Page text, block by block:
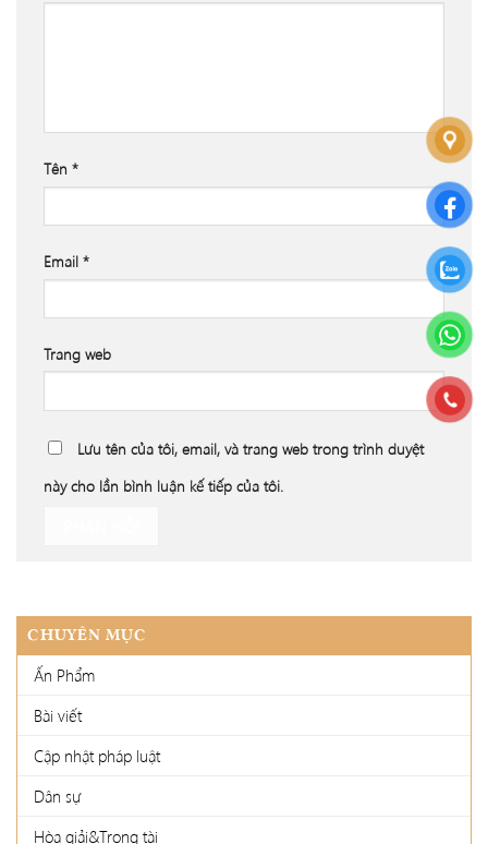
Tên *
Email *
Trang web
Lưu tên của tôi, email, và trang web trong trình duyệt
này cho lần bình luận kế tiếp của tôi.
CHUYÊN MỤC
Ấn Phẩm
Bài viết
Cập nhật pháp luật
Dân sự
Hòa giải&Trọng tài